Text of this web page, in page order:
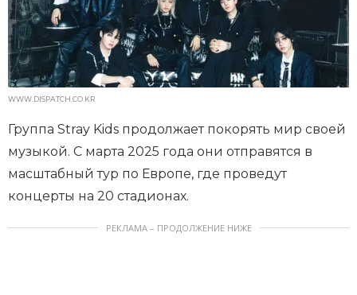
WWW.DISPATCH.CO.KR
Группа Stray Kids продолжает покорять мир своей
музыкой. С марта 2025 года они отправятся в
масштабный тур по Европе, где проведут
концерты на 20 стадионах.
РЕКЛАМА – ПРОДОЛЖЕНИЕ НИЖЕ